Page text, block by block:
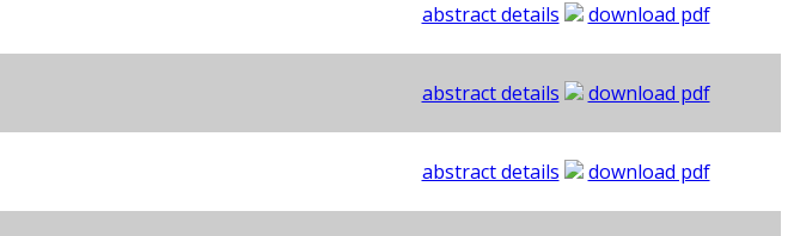
abstract details
download pdf
abstract details
download pdf
abstract details
download pdf